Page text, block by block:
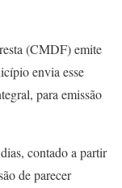
(CMDF) emite
envia esse
para emissão
contado a partir
de parecer